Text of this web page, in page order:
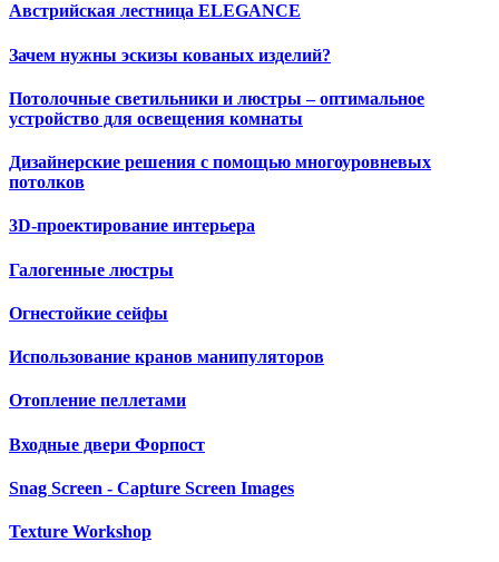
Австрийская лестница ELEGANCE
Зачем нужны эскизы кованых изделий?
Потолочные светильники и люстры – оптимальное
устройство для освещения комнаты
Дизайнерские решения с помощью многоуровневых
потолков
3D-проектирование интерьера
Галогенные люстры
Огнестойкие сейфы
Использование кранов манипуляторов
Отопление пеллетами
Входные двери Форпост
Snag Screen - Capture Screen Images
Texture Workshop